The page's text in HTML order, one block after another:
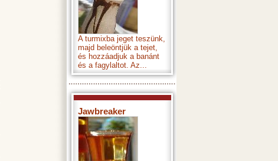
A turmixba jeget teszünk,
majd beleöntjük a tejet,
és hozzáadjuk a banánt
és a fagylaltot. Az...
Jawbreaker